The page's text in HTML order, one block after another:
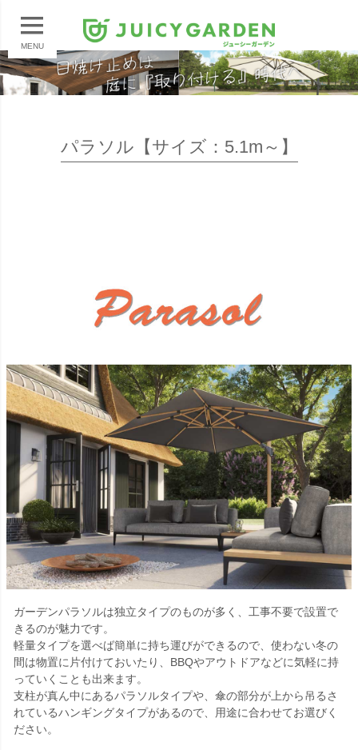
MENU
パラソル【サイズ：5.1m～】
ガーデンパラソルは独立タイプのものが多く、工事不要で設置で
きるのが魅力です。
軽量タイプを選べば簡単に持ち運びができるので、使わない冬の
間は物置に片付けておいたり、BBQやアウトドアなどに気軽に持
っていくことも出来ます。
支柱が真ん中にあるパラソルタイプや、傘の部分が上から吊るさ
れているハンギングタイプがあるので、用途に合わせてお選びく
ださい。